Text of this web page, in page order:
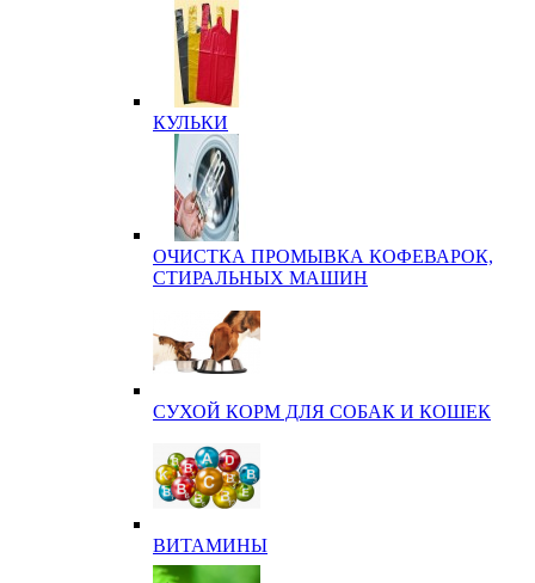
КУЛЬКИ
ОЧИСТКА ПРОМЫВКА КОФЕВАРОК,
СТИРАЛЬНЫХ МАШИН
СУХОЙ КОРМ ДЛЯ СОБАК И КОШЕК
ВИТАМИНЫ